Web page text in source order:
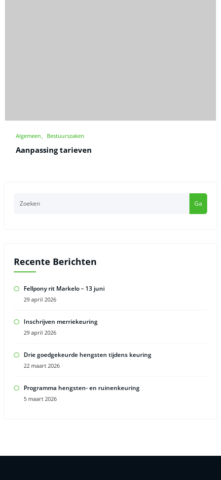
Algemeen Bestuurszaken
Aanpassing tarieven
Ga
Recente Berichten
Fellpony rit Markelo – 13 juni
29 april 2026
Inschrijven merriekeuring
29 april 2026
Drie goedgekeurde hengsten tijdens keuring
22 maart 2026
Programma hengsten- en ruinenkeuring
5 maart 2026